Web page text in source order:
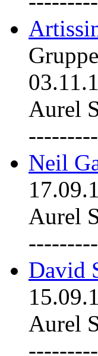
Aurel
Neil
Aurel
David
Aurel